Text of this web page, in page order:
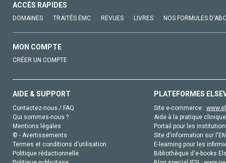
ACCÈS RAPIDES
DOMAINES TRAITÉS EMC REVUES LIVRES NOS FORMULES
MON COMPTE
CRÉER UN COMPTE
AIDE & SUPPORT
Contactez-nous / FAQ
Qui sommes-nous ?
Mentions légales
© - Avertissements
Termes et conditions d'utilisation
Politique rédactionnelle
PLATEFORMES
Site e-commerce :
Aide à la pratique
Portail pour les
Site d'information sur
E-learning pour les
Bibliothèque d'e-books